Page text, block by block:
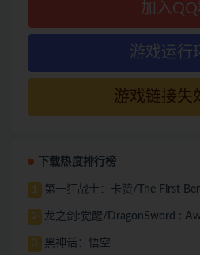
加入QQ
游戏运行
游戏链接失
下载热度排行榜
1 第一狂战士：卡赞/The First
2 龙之剑:觉醒/DragonSword :
3 黑神话：悟空